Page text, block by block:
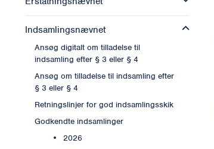
Indsamlingsnævnet
Ansøg digitalt om tilladelse til
indsamling efter § 3 eller § 4
Ansøg om tilladelse til indsamling efter
§ 3 eller § 4
Retningslinjer for god indsamlingsskik
Godkendte indsamlinger
2026